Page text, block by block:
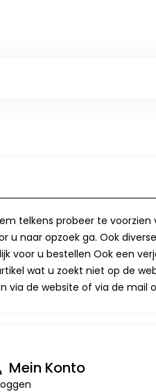
telkens probeer te
u naar opzoek ga. Ook
voor u bestellen Ook een
wat u zoekt niet op de
via de website of via de mail
Mein Konto